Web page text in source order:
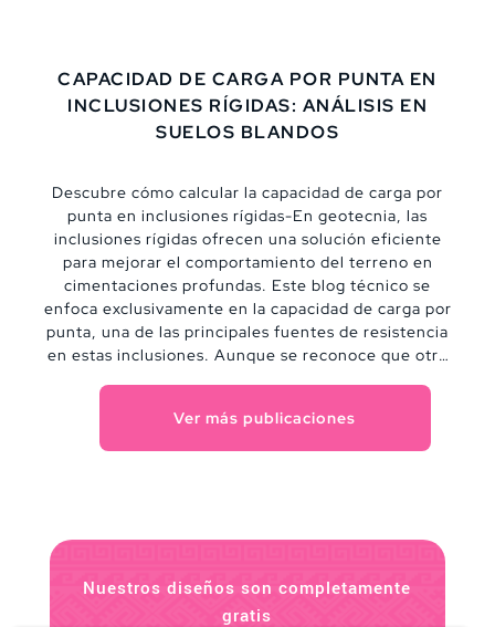
CAPACIDAD DE CARGA POR PUNTA EN
INCLUSIONES RÍGIDAS: ANÁLISIS EN
SUELOS BLANDOS
Descubre cómo calcular la capacidad de carga por
punta en inclusiones rígidas-En geotecnia, las
inclusiones rígidas ofrecen una solución eficiente
para mejorar el comportamiento del terreno en
cimentaciones profundas. Este blog técnico se
enfoca exclusivamente en la capacidad de carga por
punta, una de las principales fuentes de resistencia
en estas inclusiones. Aunque se reconoce que otro
estimar la resistencia última por punta bajo distintas
condiciones de suelo, desde arcillas saturadas hasta
Ver más publicaciones
Nuestros diseños son completamente
gratis